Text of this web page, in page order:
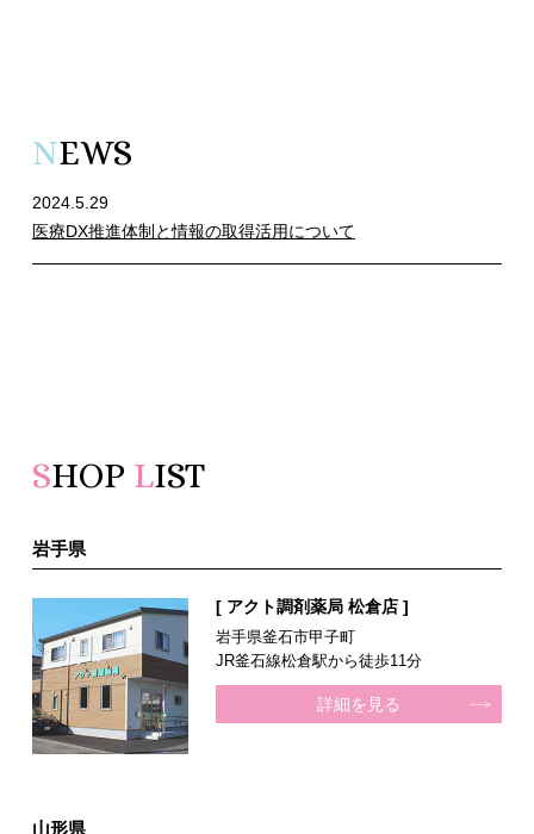
NEWS
2024.5.29
医療DX推進体制と情報の取得活用について
SHOP LIST
岩手県
[ アクト調剤薬局 松倉店 ]
岩手県釜石市甲子町
JR釜石線松倉駅から徒歩11分
詳細を見る
山形県